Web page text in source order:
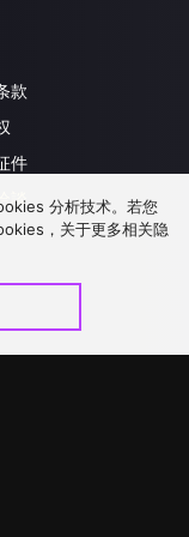
款
件
談
分析技术。若您
，关于更多相关隐